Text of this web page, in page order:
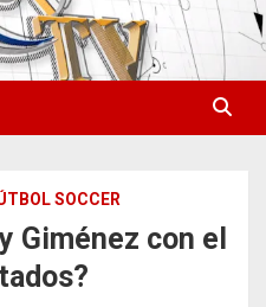
SOCCER
Giménez con el